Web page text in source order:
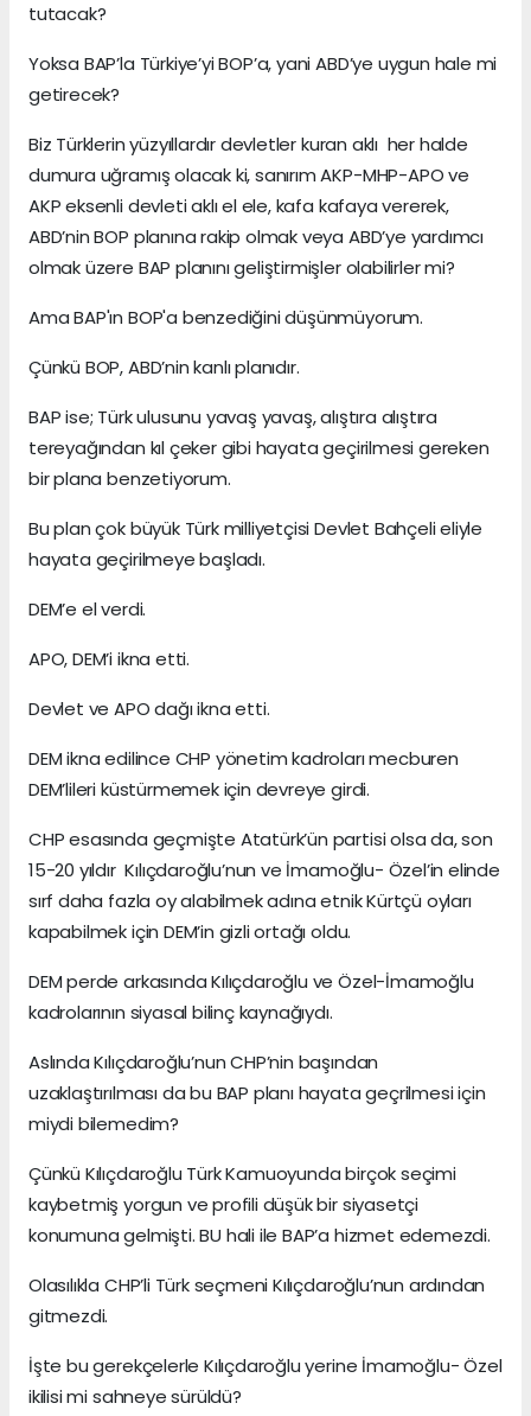
tutacak?
Yoksa BAP’la Türkiye’yi BOP’a, yani ABD’ye uygun hale mi
getirecek?
Biz Türklerin yüzyıllardır devletler kuran aklı her halde
dumura uğramış olacak ki, sanırım AKP-MHP-APO ve
AKP eksenli devleti aklı el ele, kafa kafaya vererek,
ABD’nin BOP planına rakip olmak veya ABD’ye yardımcı
olmak üzere BAP planını geliştirmişler olabilirler mi?
Ama BAP'ın BOP'a benzediğini düşünmüyorum.
Çünkü BOP, ABD’nin kanlı planıdır.
BAP ise; Türk ulusunu yavaş yavaş, alıştıra alıştıra
tereyağından kıl çeker gibi hayata geçirilmesi gereken
bir plana benzetiyorum.
Bu plan çok büyük Türk milliyetçisi Devlet Bahçeli eliyle
hayata geçirilmeye başladı.
DEM’e el verdi.
APO, DEM’i ikna etti.
Devlet ve APO dağı ikna etti.
DEM ikna edilince CHP yönetim kadroları mecburen
DEM’lileri küstürmemek için devreye girdi.
CHP esasında geçmişte Atatürk’ün partisi olsa da, son
15-20 yıldır Kılıçdaroğlu’nun ve İmamoğlu- Özel’in elinde
sırf daha fazla oy alabilmek adına etnik Kürtçü oyları
kapabilmek için DEM’in gizli ortağı oldu.
DEM perde arkasında Kılıçdaroğlu ve Özel-İmamoğlu
kadrolarının siyasal bilinç kaynağıydı.
Aslında Kılıçdaroğlu’nun CHP’nin başından
uzaklaştırılması da bu BAP planı hayata geçrilmesi için
miydi bilemedim?
Çünkü Kılıçdaroğlu Türk Kamuoyunda birçok seçimi
kaybetmiş yorgun ve profili düşük bir siyasetçi
konumuna gelmişti. BU hali ile BAP’a hizmet edemezdi.
Olasılıkla CHP’li Türk seçmeni Kılıçdaroğlu’nun ardından
gitmezdi.
İşte bu gerekçelerle Kılıçdaroğlu yerine İmamoğlu- Özel
ikilisi mi sahneye sürüldü?